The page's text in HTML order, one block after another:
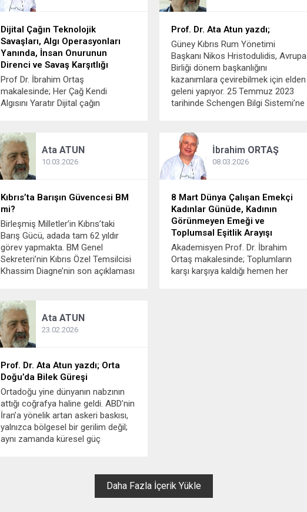
medeniyet kelimesi Medine’den,
biçimlerini ve düzeyini belirten...
Dijital Çağın Teknolojik
Savaşları, Algı Operasyonları
Yanında, İnsan Onurunun
Direnci ve Savaş Karşıtlığı
Prof Dr. İbrahim Ortaş
makalesinde; Her Çağ Kendi
Algısını Yaratır Dijital çağın
makinelerinin çarpıttığı tek taraflı
güç ilişkilerinin yarattığı zorlu
dünyada yine de doğanın sunduğu
güzellikleri ve renkliliği
izlemeye...
Prof. Dr. Ata Atun yazdı;
Güney Kıbrıs Rum Yönetimi
Başkanı Nikos Hristodulidis, Avrupa
Birliği dönem başkanlığını
kazanımlara çevirebilmek için elden
geleni yapıyor. 25 Temmuz 2023
tarihinde Schengen Bilgi Sistemi’ne
Kıbrıs Rum Yönetimi, AB Dönem
Başkanlığı süresi...
Ata ATUN
10.03.2026
Kıbrıs’ta Barışın Güvencesi BM
mi?
Birleşmiş Milletler’in Kıbrıs’taki
Barış Gücü, adada tam 62 yıldır
görev yapmakta. BM Genel
Sekreteri’nin Kıbrıs Özel Temsilcisi
Khassim Diagne’nin son açıklaması
eksik ve bir çok noktası unutulmuş.
Diagne, “62 yıldır barışı korumayı...
İbrahim ORTAŞ
08.03.2026
8 Mart Dünya Çalışan Emekçi
Kadınlar Günüde, Kadının
Görünmeyen Emeği ve
Toplumsal Eşitlik Arayışı
Akademisyen Prof. Dr. İbrahim
Ortaş makalesinde; Toplumların
karşı karşıya kaldığı hemen her
Ata ATUN
23.02.2026
Prof. Dr. Ata Atun yazdı; Orta
Doğu’da Bilek Güreşi
Ortadoğu yine dünyanın nabzının
attığı coğrafya haline geldi. ABD’nin
İran’a yönelik artan askeri baskısı,
yalnızca bölgesel bir gerilim değil;
aynı zamanda küresel güç
Bugün mesele sadece İran ile
Washington arasındaki bir kriz...Daha Fazla İçerik Yükle